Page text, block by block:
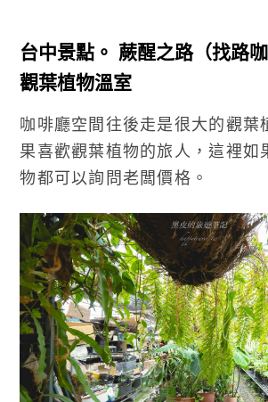
台中景點。 蕨醒之路（找路
觀葉植物溫室
咖啡廳空間往後走是很大的觀葉
果喜歡觀葉植物的旅人，這裡如
物都可以詢問老闆價格。